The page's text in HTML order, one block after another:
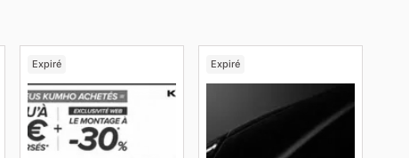
Expiré Expiré